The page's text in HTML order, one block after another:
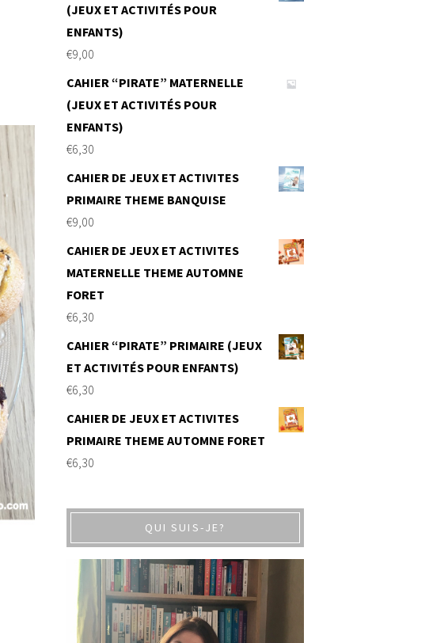
(JEUX ET ACTIVITÉS POUR
ENFANTS)
€9,00
CAHIER “PIRATE” MATERNELLE
(JEUX ET ACTIVITÉS POUR
ENFANTS)
€6,30
CAHIER DE JEUX ET ACTIVITES
PRIMAIRE THEME BANQUISE
€9,00
CAHIER DE JEUX ET ACTIVITES
MATERNELLE THEME AUTOMNE
FORET
€6,30
CAHIER “PIRATE” PRIMAIRE (JEUX
ET ACTIVITÉS POUR ENFANTS)
€6,30
CAHIER DE JEUX ET ACTIVITES
PRIMAIRE THEME AUTOMNE FORET
€6,30
QUI SUIS-JE?